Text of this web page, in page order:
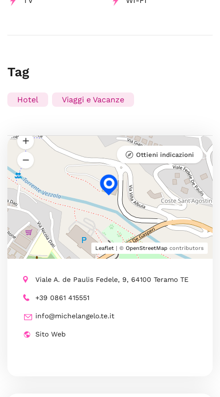
Tag
Hotel Viaggi e Vacanze
Leaflet | © OpenStreetMap contributors
Ottieni indicazioni
Viale A. de Paulis Fedele, 9, 64100 Teramo TE
+39 0861 415551
info@michelangelo.te.it
Sito Web